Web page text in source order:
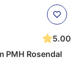
5.00
PMH Rosendal